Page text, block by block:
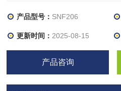
产品型号： SNF206
更新时间： 2025-08-15
产品咨询